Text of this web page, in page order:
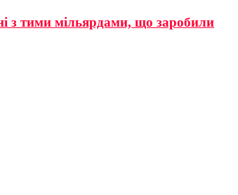
з тими мільярдами, що заробили